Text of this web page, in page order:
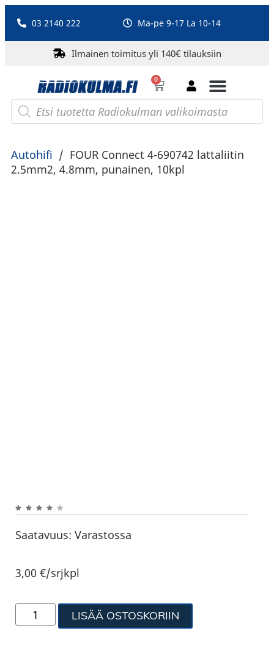
03 2140 222 Ma-pe 9-17 La 10-14
Ilmainen toimitus yli 140€ tilauksiin
0
Autohifi / FOUR Connect 4-690742 lattaliitin
2.5mm2, 4.8mm, punainen, 10kpl
Saatavuus: Varastossa
3,00€/srjkpl
LISÄÄ OSTOSKORIIN